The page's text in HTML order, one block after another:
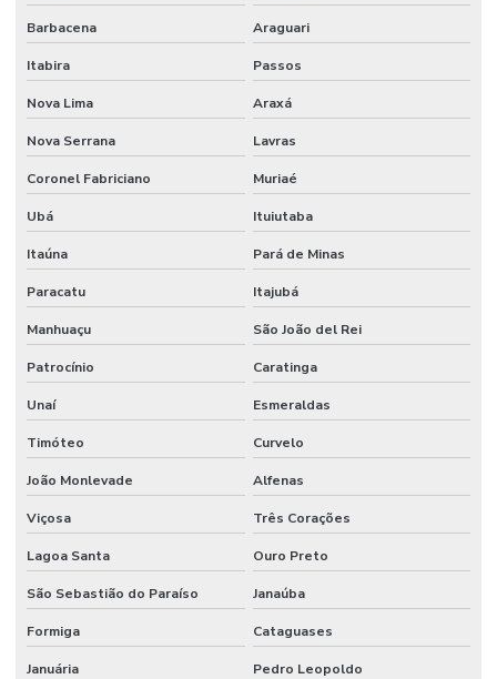
Barbacena Araguari
Itabira Passos
Nova Lima Araxá
Nova Serrana Lavras
Coronel Fabriciano Muriaé
Ubá Ituiutaba
Itaúna Pará de Minas
Paracatu Itajubá
Manhuaçu São João del Rei
Patrocínio Caratinga
Unaí Esmeraldas
Timóteo Curvelo
João Monlevade Alfenas
Viçosa Três Corações
Lagoa Santa Ouro Preto
São Sebastião do Paraíso Janaúba
Formiga Cataguases
Januária Pedro Leopoldo